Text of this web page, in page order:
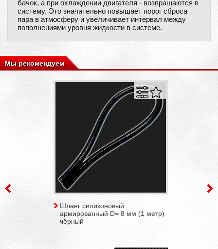
бачок, а при охлаждении двигателя - возвращаются в
систему. Это значительно повышает порог сброса
пара в атмосферу и увеличивает интервал между
пополнениями уровня жидкости в системе.
Мы рекомендуем
Шланг силиконовый
армированный D= 8 мм (1 метр)
чёрный